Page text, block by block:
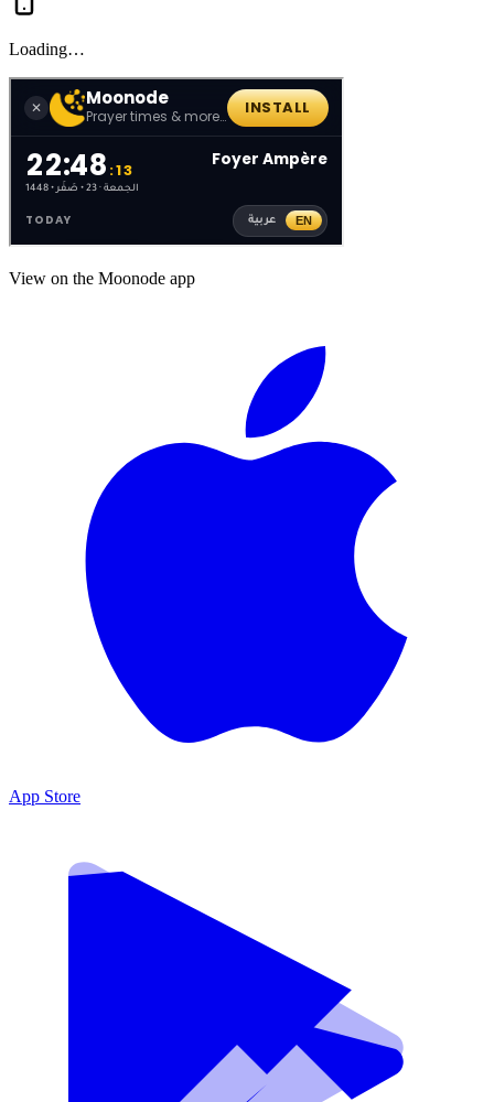
Loading…
View on the Moonode app
App Store